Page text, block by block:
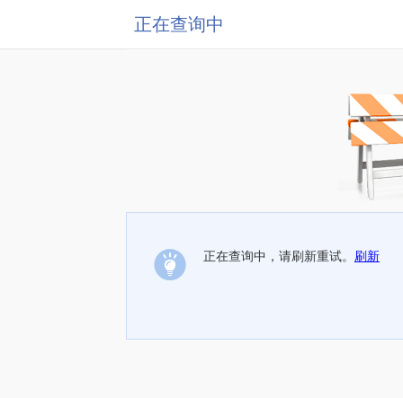
正在查询中
正在查询中，请刷新重试。 刷新